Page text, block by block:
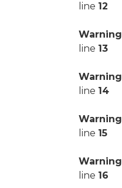
line 12
Warning
line 13
Warning
line 14
Warning
line 15
Warning
line 16